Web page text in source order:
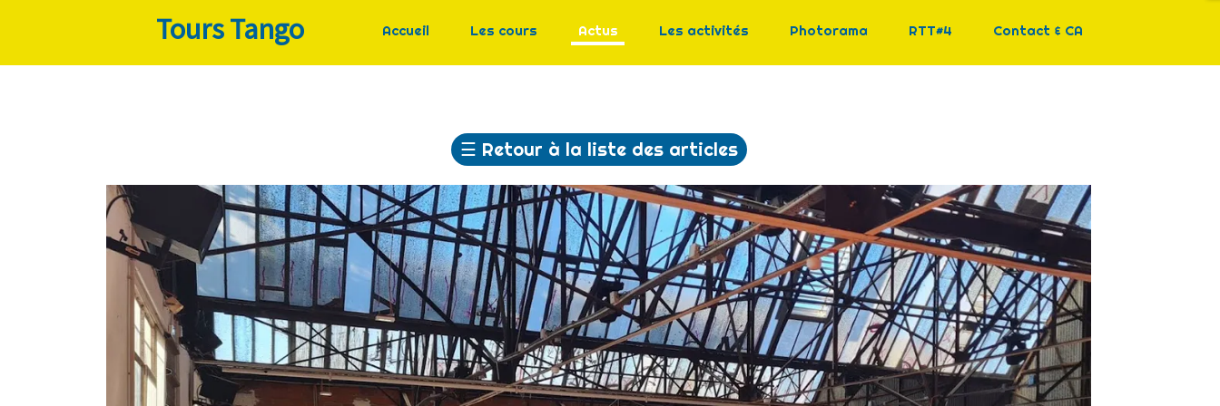
Tours Tango Accueil Les cours Actus Les activités Photorama RTT#4 Contact & CA
☰ Retour à la liste des articles